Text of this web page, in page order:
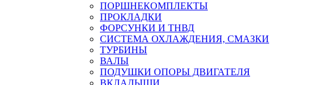
ПОРШНЕКОМПЛЕКТЫ
ПРОКЛАДКИ
ФОРСУНКИ И ТНВД
СИСТЕМА ОХЛАЖДЕНИЯ, СМАЗКИ
ТУРБИНЫ
ВАЛЫ
ПОДУШКИ ОПОРЫ ДВИГАТЕЛЯ
ВКЛАДЫШИ